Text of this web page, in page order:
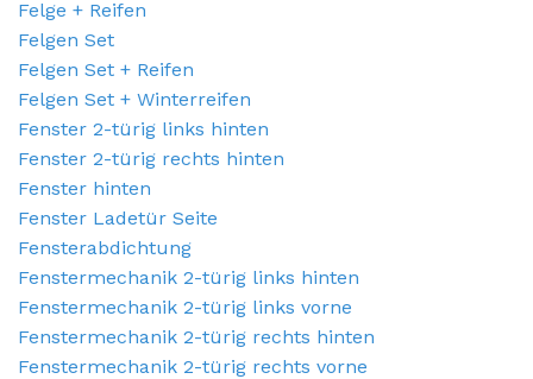
Felge + Reifen
Felgen Set
Felgen Set + Reifen
Felgen Set + Winterreifen
Fenster 2-türig links hinten
Fenster 2-türig rechts hinten
Fenster hinten
Fenster Ladetür Seite
Fensterabdichtung
Fenstermechanik 2-türig links hinten
Fenstermechanik 2-türig links vorne
Fenstermechanik 2-türig rechts hinten
Fenstermechanik 2-türig rechts vorne